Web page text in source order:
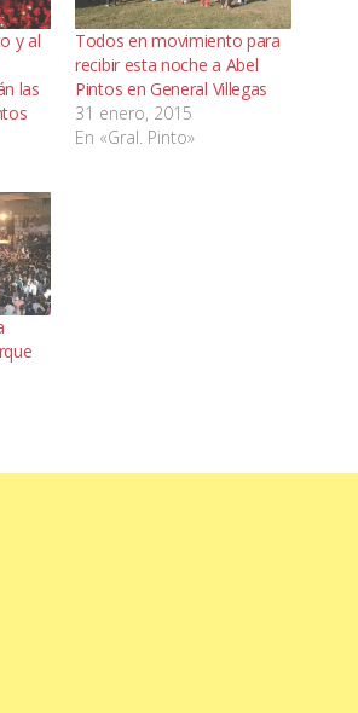
y al
las
Todos en movimiento para
recibir esta noche a Abel
Pintos en General Villegas
31 enero, 2015
En «Gral. Pinto»